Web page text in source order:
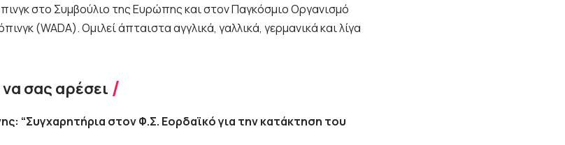
στο Συμβούλιο της Ευρώπης και στον Παγκόσμιο Οργανισμό
(WADA). Ομιλεί άπταιστα αγγλικά, γαλλικά, γερμανικά και λίγα
σας αρέσει
“Συγχαρητήρια στον Φ.Σ. Εορδαϊκό για την κατάκτηση του